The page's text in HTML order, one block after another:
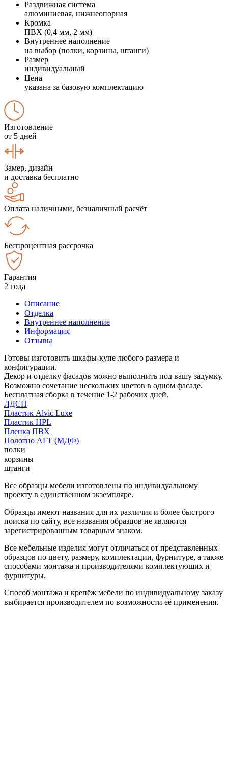
Раздвижная система
алюминиевая, нижнеопорная
Кромка
ПВХ (0,4 мм, 2 мм)
Внутреннее наполнение
на выбор (полки, корзины, штанги)
Размер
индивидуальный
Цена
указана за базовую комплектацию
Изготовление
от 5 дней
Замер, дизайн
и доставка бесплатно
Оплата наличными, безналичный расчёт
Беспроцентная рассрочка
Гарантия
2 года
Описание
Отделка
Внутреннее наполнение
Информация
Отзывы
Готовы изготовить шкафы-купе любого размера и
конфигурации.
Декор и отделку фасадов можно выполнить под вашу задумку.
Возможно сочетание нескольких цветов в одном фасаде.
Бесплатная сборка в течение 1-2 рабочих дней.
ЛДСП
Пластик Alvic Luxe
Пластик HPL
Пленка ПВХ
Полотно АГТ (МДФ)
полки
корзины
штанги
Все образцы мебели изготовлены по индивидуальному
проекту в единственном экземпляре.
Образцы имеют названия для их различия и более быстрого
поиска по сайту, все названия образцов не являются
зарегистрированным товарным знаком.
Все мебельные изделия могут отличаться от представленных
образцов по цвету, размеру, комплектации, фурнитуре, а также
способами монтажа и производителями комплектующих и
фурнитуры.
Способ монтажа и крепёж мебели по индивидуальному заказу
выбирается производителем по возможности её применения.